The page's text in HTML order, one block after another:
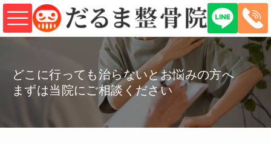
どこに行っても治らないとお悩みの方へ
まずは当院にご相談ください